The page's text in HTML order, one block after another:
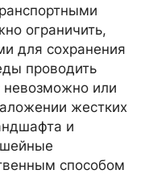
ограничить,
для сохранения
проводить
невозможно или
жестких
и
способом